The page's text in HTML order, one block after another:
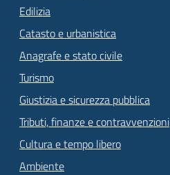
Edilizia
Catasto e urbanistica
Anagrafe e stato civile
Turismo
Giustizia e sicurezza pubblica
Tributi, finanze e contravvenzioni
Cultura e tempo libero
Ambiente